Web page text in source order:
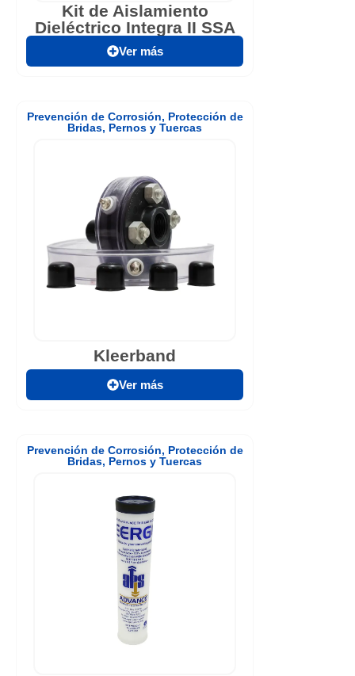
Kit de Aislamiento
Dieléctrico Integra II SSA
Ver más
Prevención de Corrosión, Protección de
Bridas, Pernos y Tuercas
Kleerband
Ver más
Prevención de Corrosión, Protección de
Bridas, Pernos y Tuercas